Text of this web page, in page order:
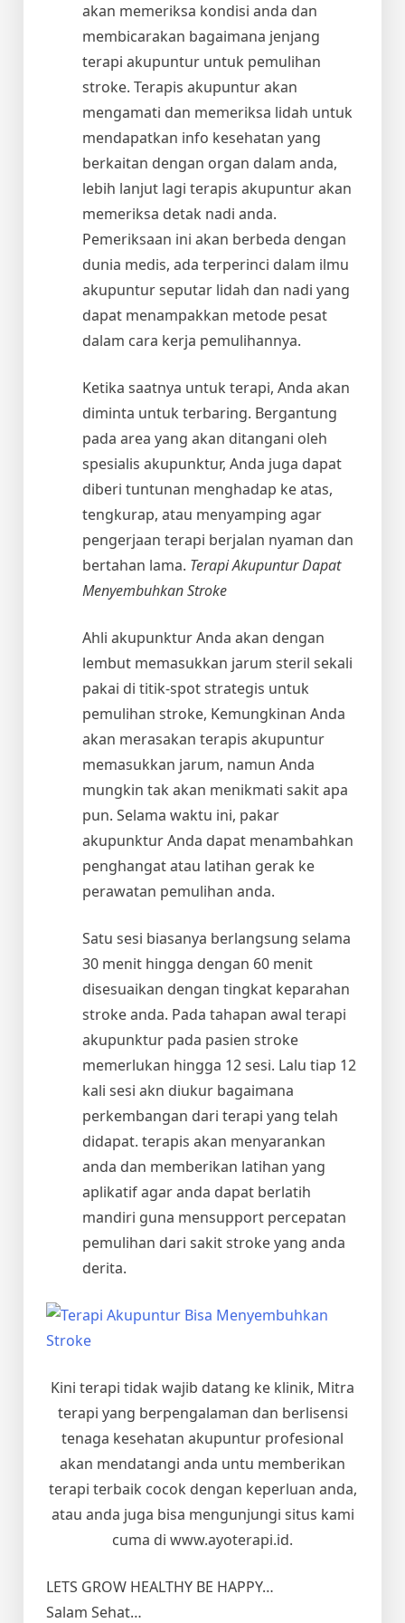
akan memeriksa kondisi anda dan
membicarakan bagaimana jenjang
terapi akupuntur untuk pemulihan
stroke. Terapis akupuntur akan
mengamati dan memeriksa lidah untuk
mendapatkan info kesehatan yang
berkaitan dengan organ dalam anda,
lebih lanjut lagi terapis akupuntur akan
memeriksa detak nadi anda.
Pemeriksaan ini akan berbeda dengan
dunia medis, ada terperinci dalam ilmu
akupuntur seputar lidah dan nadi yang
dapat menampakkan metode pesat
dalam cara kerja pemulihannya.
Ketika saatnya untuk terapi, Anda akan
diminta untuk terbaring. Bergantung
pada area yang akan ditangani oleh
spesialis akupunktur, Anda juga dapat
diberi tuntunan menghadap ke atas,
tengkurap, atau menyamping agar
pengerjaan terapi berjalan nyaman dan
bertahan lama. Terapi Akupuntur Dapat
Menyembuhkan Stroke
Ahli akupunktur Anda akan dengan
lembut memasukkan jarum steril sekali
pakai di titik-spot strategis untuk
pemulihan stroke, Kemungkinan Anda
akan merasakan terapis akupuntur
memasukkan jarum, namun Anda
mungkin tak akan menikmati sakit apa
pun. Selama waktu ini, pakar
akupunktur Anda dapat menambahkan
penghangat atau latihan gerak ke
perawatan pemulihan anda.
Satu sesi biasanya berlangsung selama
30 menit hingga dengan 60 menit
disesuaikan dengan tingkat keparahan
stroke anda. Pada tahapan awal terapi
akupunktur pada pasien stroke
memerlukan hingga 12 sesi. Lalu tiap 12
kali sesi akn diukur bagaimana
perkembangan dari terapi yang telah
didapat. terapis akan menyarankan
anda dan memberikan latihan yang
aplikatif agar anda dapat berlatih
mandiri guna mensupport percepatan
pemulihan dari sakit stroke yang anda
derita.
Kini terapi tidak wajib datang ke klinik, Mitra
terapi yang berpengalaman dan berlisensi
tenaga kesehatan akupuntur profesional
akan mendatangi anda untu memberikan
terapi terbaik cocok dengan keperluan anda,
atau anda juga bisa mengunjungi situs kami
cuma di www.ayoterapi.id.
LETS GROW HEALTHY BE HAPPY…
Salam Sehat…